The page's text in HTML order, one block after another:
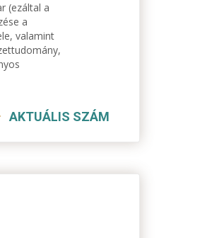
(ezáltal a
a
valamint
AKTUÁLIS SZÁM